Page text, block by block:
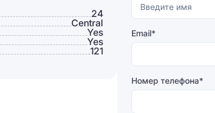
24
Сentral
Yes
Yes
121
Email*
Номер телефона*